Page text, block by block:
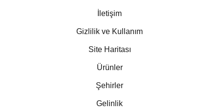
İletişim
Gizlilik ve Kullanım
Site Haritası
Ürünler
Şehirler
Gelinlik